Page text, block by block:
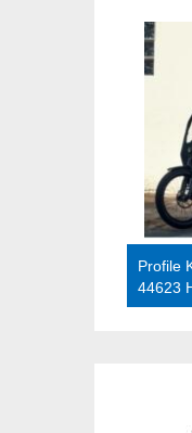
Profile
44623